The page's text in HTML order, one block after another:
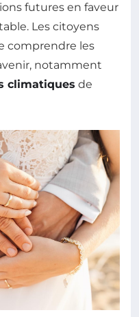
futures en faveur
Les citoyens
comprendre les
notamment
climatiques de